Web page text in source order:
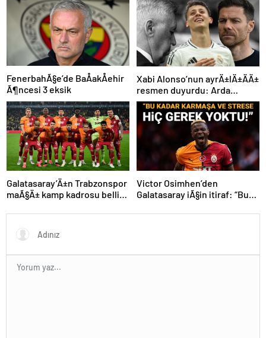
FenerbahÃ§e’de BaÅakÅehir
Ã¶ncesi 3 eksik
Xabi Alonso’nun ayrÄ±lÄ±ÄÄ±
resmen duyurdu: Arda
GÃ¼ler’in yeni hocasÄ±
olmak iÃ§in geri sayÄ±m
baÅladÄ±
Galatasaray’Ä±n Trabzonspor
maÃ§Ä± kamp kadrosu belli
Victor Osimhen’den
Galatasaray iÃ§in itiraf: “Bu